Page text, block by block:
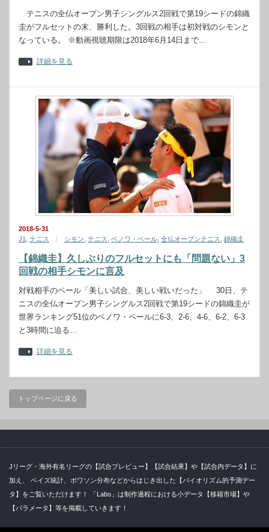
テニスの全仏オープン男子シングルス2回戦で第19シードの錦織
圭がフルセットの末、勝利した。3回戦の相手は初対戦のシモンと
なっている。 ※動画視聴期限は2018年6月14日まで…
詳細を見る
2018-5-31
J1
テニス シモン テニス ベノワ・ペール 全仏オープンテニス 錦織圭
【錦織圭】久しぶりのフルセットにも「問題ない」3
回戦の相手シモンに言及
対戦相手のペール「美しい試合、美しい戦いだった」 30日、テ
ニスの全仏オープン男子シングルス2回戦で第19シードの錦織圭が
世界ランキング51位のベノワ・ペールに6-3、2-6、4-6、6-2、6-3
と3時間に迫る…
詳細を見る
トップページに戻る
Jリーグ・海外有名リーグの【試合プレビュー】【試合結果】や【試合内データ】に
加え、 ベイズ統計、ポワソン分布などからはじき出した【バイオリズム的予測デー
タ】をご覧いただけます！ 「Labo」は制作過程における小データ【移籍市場】や
【パラメータ】等を掲載していきます！